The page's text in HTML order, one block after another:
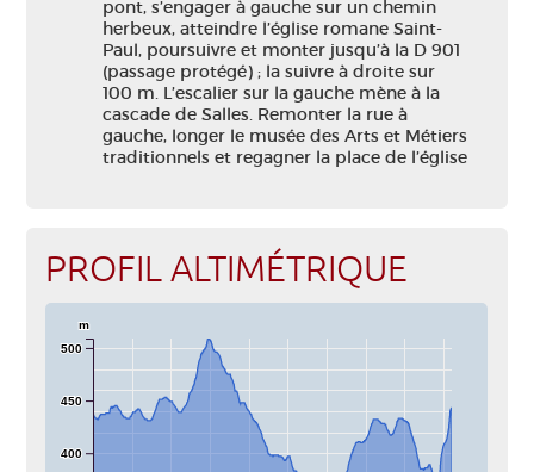
pont, s’engager à gauche sur un chemin
herbeux, atteindre l’église romane Saint-
Paul, poursuivre et monter jusqu’à la D 901
(passage protégé) ; la suivre à droite sur
100 m. L’escalier sur la gauche mène à la
cascade de Salles. Remonter la rue à
gauche, longer le musée des Arts et Métiers
traditionnels et regagner la place de l’église
PROFIL ALTIMÉTRIQUE
400
450
500
m